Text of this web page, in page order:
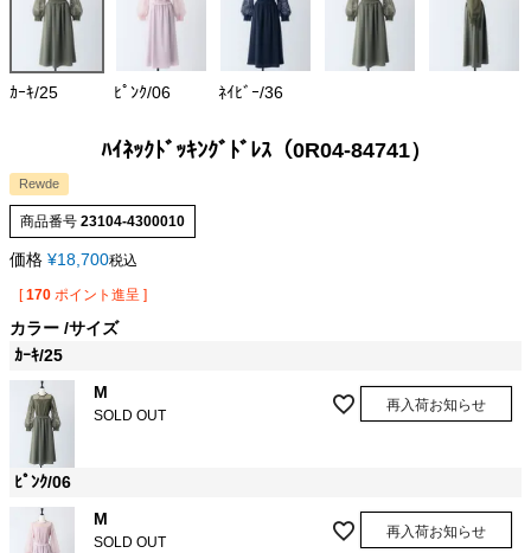
ｶｰｷ/25 ﾋﾟﾝｸ/06 ﾈｲﾋﾞｰ/36
ﾊｲﾈｯｸﾄﾞｯｷﾝｸﾞﾄﾞﾚｽ（0R04-84741）
Rewde
商品番号 23104-4300010
価格 ¥18,700税込
[ 170 ポイント進呈 ]
カラー サイズ
ｶｰｷ/25
M
SOLD OUT
再入荷お知らせ
ﾋﾟﾝｸ/06
M
SOLD OUT
再入荷お知らせ